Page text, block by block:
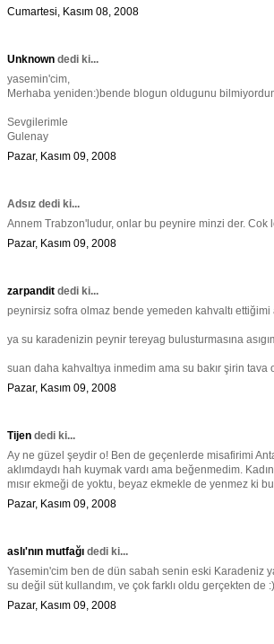
Cumartesi, Kasım 08, 2008
Unknown dedi ki...
yasemin'cim,
Merhaba yeniden:)bende blogun oldugunu
Sevgilerimle
Gulenay
Pazar, Kasım 09, 2008
Adsız dedi ki...
Annem Trabzon'ludur, onlar bu peynire minzi der.
Pazar, Kasım 09, 2008
zarpandit dedi ki...
peynirsiz sofra olmaz bende yemeden kahvaltı
ya su karadenizin peynir tereyag bulusturmasına
suan daha kahvaltıya inmedim ama su bakır şirin
Pazar, Kasım 09, 2008
Tijen dedi ki...
Ay ne güzel şeydir o! Ben de geçenlerde misafirimi
aklımdaydı hah kuymak vardı ama beğenmedim.
mısır ekmeği de yoktu, beyaz ekmekle de yenmez ki
Pazar, Kasım 09, 2008
aslı'nın mutfağı dedi ki...
Yasemin'cim ben de dün sabah senin eski Karadeniz
su değil süt kullandım, ve çok farklı oldu gerçekten de
Pazar, Kasım 09, 2008